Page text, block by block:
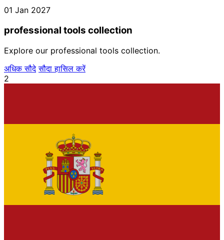
01 Jan 2027
professional tools collection
Explore our professional tools collection.
अधिक सौदे सौदा हासिल करें
2